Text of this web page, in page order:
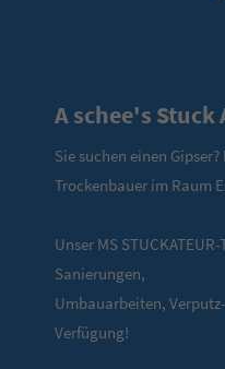
A schee's Stuck
Sie suchen einen
Trockenbauer im Raum
Unser MS
Sanierungen,
Umbauarbeiten,
Verfügung!